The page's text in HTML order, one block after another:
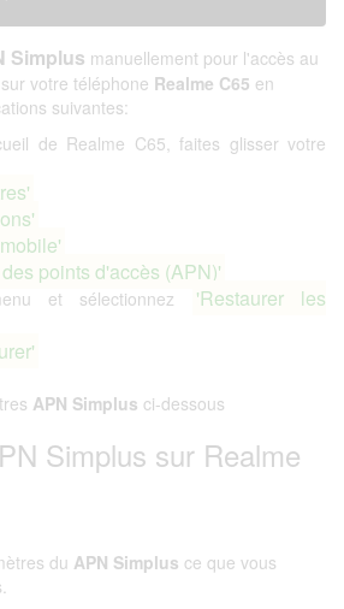
Simplus manuellement pour l'accès au
votre téléphone Realme C65 en
suivantes:
de Realme C65, faites glisser votre
points d'accès (APN)'
et sélectionnez
'Restaurer les
APN Simplus ci-dessous
Simplus sur Realme
du APN Simplus ce que vous